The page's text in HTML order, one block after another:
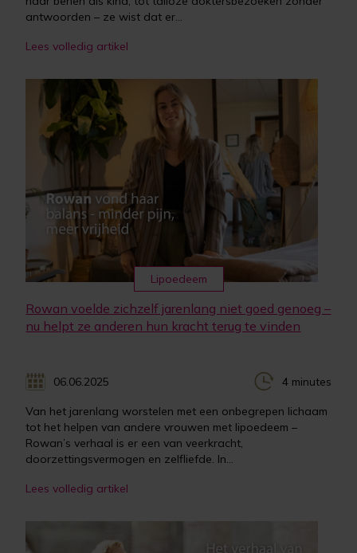
antwoorden – ze wist dat er...
Lees volledig artikel
Lipoedeem
Rowan voelde zichzelf jarenlang niet goed genoeg –
nu helpt ze anderen hun kracht terug te vinden
06.06.2025 4 minutes
Van het jarenlang worstelen met een onbegrepen lichaam
tot het helpen van andere vrouwen met lipoedeem –
Rowan’s verhaal is er een van veerkracht,
doorzettingsvermogen en zelfliefde. In...
Lees volledig artikel